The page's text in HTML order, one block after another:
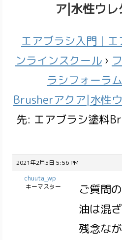
ア|水性ウ
エアブラシ入門｜
ンラインスクール ›
ラシフォーラム
Brusherアクア|水性
先: エアブラシ塗料
2021年2月5日 5:56 PM
chuuta_wp
キーマスター
ご質問
油は混
残念な